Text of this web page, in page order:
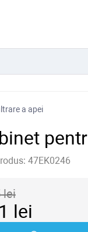
a apei
47EK0246
lei
lei